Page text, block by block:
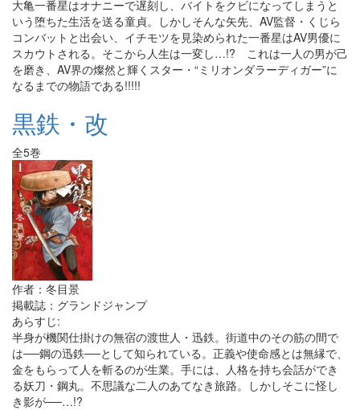
大亀一番星はオナニーで遅刻し、バイトをクビになってしまうと
いう堕ちた生活を送る童貞。しかしそんな矢先、AV監督・くじら
コンバットと出会い、イチモツを見染められた一番星はAV男優に
スカウトされる。そこから人生は一変し…!? これは一人の男が己
を磨き、AV界の燦然と輝くスター・“ミリオンダラーディガー”に
なるまでの物語である!!!!!
黒鉄・改
全5巻
作者：冬目景
掲載誌：グランドジャンプ
あらすじ:
半身が機関仕掛けの無宿の渡世人・迅鉄。街道中のその筋の間で
は──鋼の迅鉄──として知られている。正義や使命感とは無縁で、
金をもらって人を斬るのが生業。手には、人格を持ち会話ができ
る妖刀・鋼丸。不思議な二人のあてなき旅路。しかしそこに怪し
き影が──…!?